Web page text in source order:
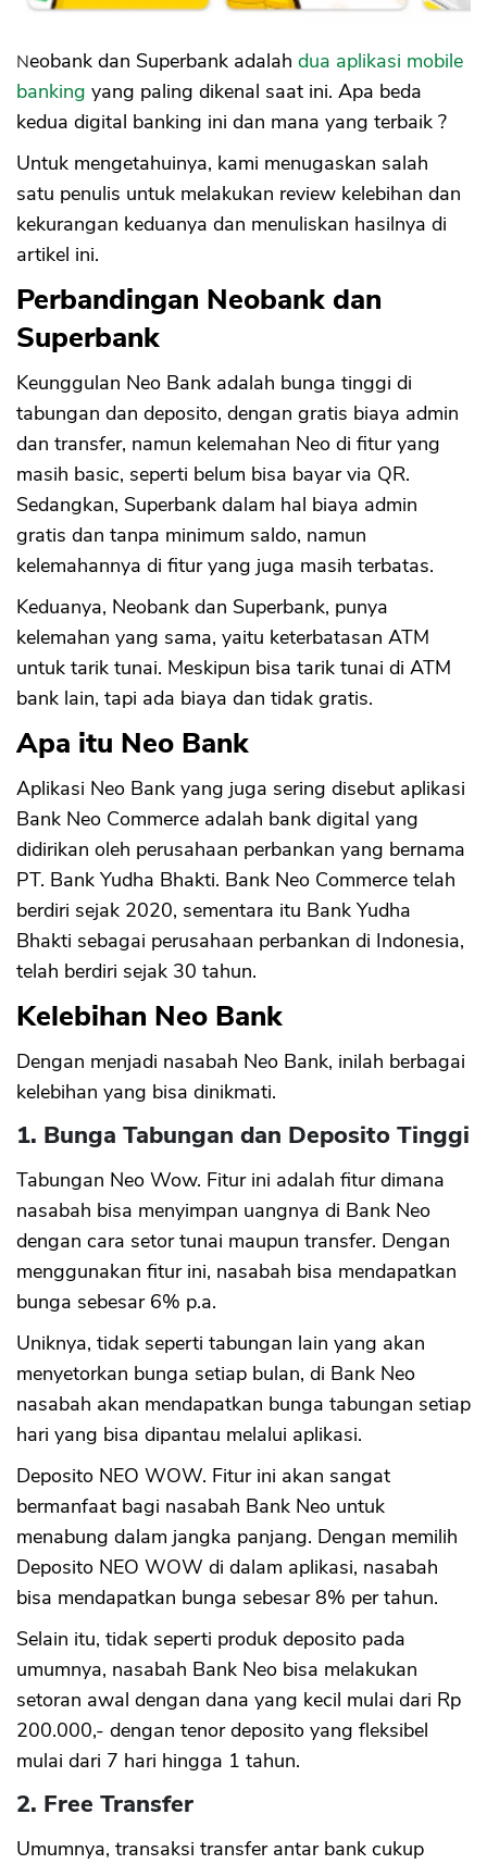
7. Kerjasama dengan Grab
Kekurangan Superbank
1. Fitur Aplikasi Terbatas
2. Merchant Pembayaran Sedikit
3. Kantor Terbatas, Mesin ATM Sedikit
Sekali
4. Pinjaman Hanya untuk Nasabah Terpilih
Neobank dan Superbank adalah dua aplikasi mobile
banking yang paling dikenal saat ini. Apa beda
kedua digital banking ini dan mana yang terbaik ?
Untuk mengetahuinya, kami menugaskan salah
satu penulis untuk melakukan review kelebihan dan
kekurangan keduanya dan menuliskan hasilnya di
artikel ini.
Perbandingan Neobank dan
Superbank
Keunggulan Neo Bank adalah bunga tinggi di
tabungan dan deposito, dengan gratis biaya admin
dan transfer, namun kelemahan Neo di fitur yang
masih basic, seperti belum bisa bayar via QR.
Sedangkan, Superbank dalam hal biaya admin
gratis dan tanpa minimum saldo, namun
kelemahannya di fitur yang juga masih terbatas.
Keduanya, Neobank dan Superbank, punya
kelemahan yang sama, yaitu keterbatasan ATM
untuk tarik tunai. Meskipun bisa tarik tunai di ATM
bank lain, tapi ada biaya dan tidak gratis.
Apa itu Neo Bank
Aplikasi Neo Bank yang juga sering disebut aplikasi
Bank Neo Commerce adalah bank digital yang
didirikan oleh perusahaan perbankan yang bernama
PT. Bank Yudha Bhakti. Bank Neo Commerce telah
berdiri sejak 2020, sementara itu Bank Yudha
Bhakti sebagai perusahaan perbankan di Indonesia,
telah berdiri sejak 30 tahun.
Kelebihan Neo Bank
Dengan menjadi nasabah Neo Bank, inilah berbagai
kelebihan yang bisa dinikmati.
1. Bunga Tabungan dan Deposito Tinggi
Tabungan Neo Wow. Fitur ini adalah fitur dimana
nasabah bisa menyimpan uangnya di Bank Neo
dengan cara setor tunai maupun transfer. Dengan
menggunakan fitur ini, nasabah bisa mendapatkan
bunga sebesar 6% p.a.
Uniknya, tidak seperti tabungan lain yang akan
menyetorkan bunga setiap bulan, di Bank Neo
nasabah akan mendapatkan bunga tabungan setiap
hari yang bisa dipantau melalui aplikasi.
Deposito NEO WOW. Fitur ini akan sangat
bermanfaat bagi nasabah Bank Neo untuk
menabung dalam jangka panjang. Dengan memilih
Deposito NEO WOW di dalam aplikasi, nasabah
bisa mendapatkan bunga sebesar 8% per tahun.
Selain itu, tidak seperti produk deposito pada
umumnya, nasabah Bank Neo bisa melakukan
setoran awal dengan dana yang kecil mulai dari Rp
200.000,- dengan tenor deposito yang fleksibel
mulai dari 7 hari hingga 1 tahun.
2. Free Transfer
Umumnya, transaksi transfer antar bank cukup